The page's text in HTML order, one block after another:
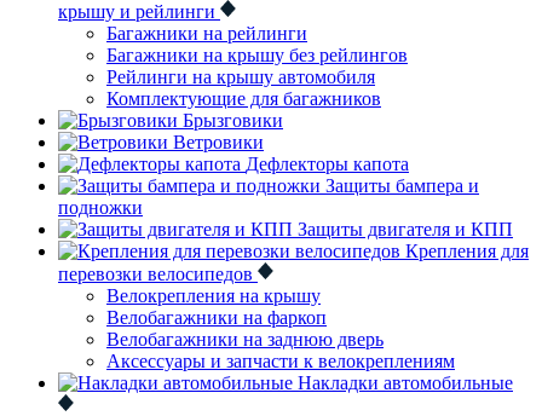
крышу и рейлинги
Багажники на рейлинги
Багажники на крышу без рейлингов
Рейлинги на крышу автомобиля
Комплектующие для багажников
Брызговики
Ветровики
Дефлекторы капота
Защиты бампера и
подножки
Защиты двигателя и КПП
Крепления для
перевозки велосипедов
Велокрепления на крышу
Велобагажники на фаркоп
Велобагажники на заднюю дверь
Аксессуары и запчасти к велокреплениям
Накладки автомобильные